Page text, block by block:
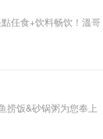
任食+饮料畅饮！溫哥
捞饭&砂锅粥为您奉上